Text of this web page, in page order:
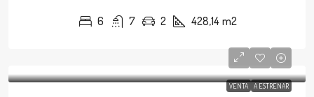
6 7 2 428,14 m2
VENTA A ESTRENAR